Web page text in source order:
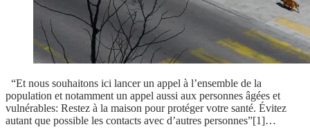
“Et nous souhaitons ici lancer un appel à l’ensemble de la
population et notamment un appel aussi aux personnes âgées et
vulnérables: Restez à la maison pour protéger votre santé. Évitez
autant que possible les contacts avec d’autres personnes”[1]…